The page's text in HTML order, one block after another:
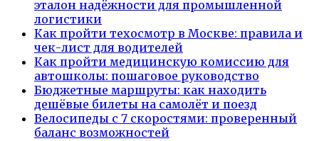
эталон надёжности для промышленной
логистики
Как пройти техосмотр в Москве: правила и
чек-лист для водителей
Как пройти медицинскую комиссию для
автошколы: пошаговое руководство
Бюджетные маршруты: как находить
дешёвые билеты на самолёт и поезд
Велосипеды с 7 скоростями: проверенный
баланс возможностей